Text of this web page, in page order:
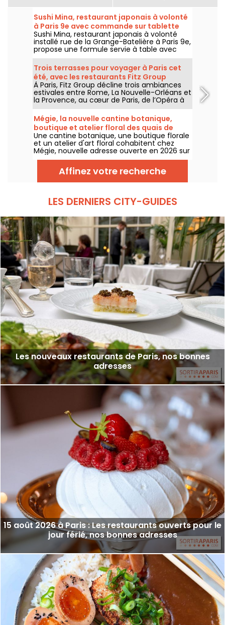
Sushi Mina, restaurant japonais à volonté
à Paris 9e avec commande sur tablette
Sushi Mina, restaurant japonais à volonté
installé rue de la Grange-Batelière à Paris 9e,
propose une formule servie à table avec
commande sur tablette. Sushis, makis,
gyozas, brochettes et plats préparés à la
demande sont proposés midi et soir, du
mardi au dimanche.
Trois terrasses pour voyager à Paris cet
été, avec les restaurants Fitz Group
À Paris, Fitz Group décline trois ambiances
estivales entre Rome, La Nouvelle-Orléans et
la Provence, au cœur de Paris, de l’Opéra à
la Tour Eiffel. Chaque adresse, grâce à sa
terrasse, offre une escale à part entière,
sans quitter la capitale .
Mégie, la nouvelle cantine botanique,
boutique et atelier floral des quais de
Paris
Une cantine botanique, une boutique florale
et un atelier d'art floral cohabitent chez
Mégie, nouvelle adresse ouverte en 2026 sur
le quai de la Mégisserie, dans le 1er
arrondissement de Paris. On y était, on vous
raconte.Affinez votre recherche
LES DERNIERS CITY-GUIDES
Les nouveaux restaurants de Paris, nos bonnes
adresses
15 août 2026 à Paris : Les restaurants ouverts pour le
jour férié, nos bonnes adresses